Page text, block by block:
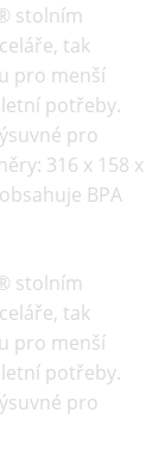
stolním
tak
pro menší
potřeby.
pro
316 x 158 x
BPA
stolním
tak
pro menší
potřeby.
pro